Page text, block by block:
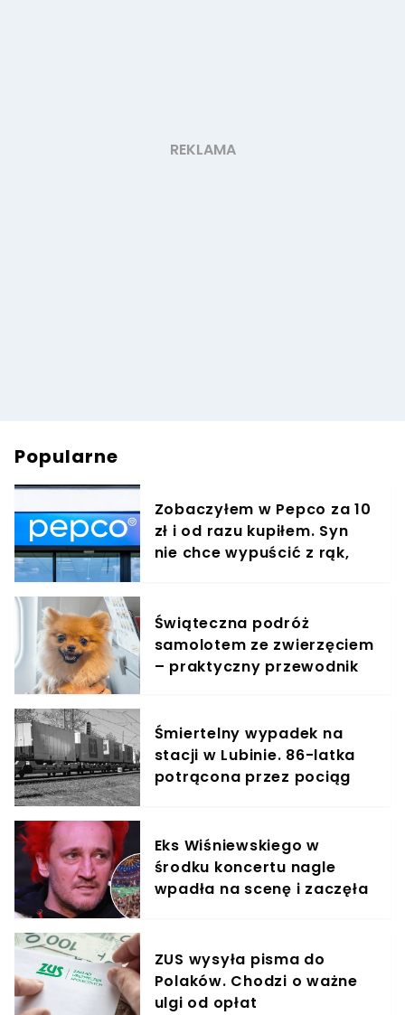
Popularne
Zobaczyłem w Pepco za 10
zł i od razu kupiłem. Syn
nie chce wypuścić z rąk,
Świąteczna podróż
samolotem ze zwierzęciem
– praktyczny przewodnik
Śmiertelny wypadek na
stacji w Lubinie. 86-latka
potrącona przez pociąg
Eks Wiśniewskiego w
środku koncertu nagle
wpadła na scenę i zaczęła
ZUS wysyła pisma do
Polaków. Chodzi o ważne
ulgi od opłat